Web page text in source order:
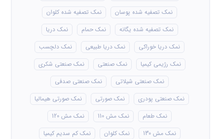
نمک تصفیه شده پوسان
نمک تصفیه شده کلوان
نمک تصفیه شده یگانه
نمک حمام
نمک دریا
نمک دریا خوراکی
نمک دریا طبیعی
نمک دلچسب
نمک رژیمی کیمیا
نمک صنعتی
نمک صنعتی شکری
نمک صنعتی شیلاتی
نمک صنعتی صدفی
نمک صنعتی پودری
نمک صورتی
نمک صورتی هیمالیا
نمک طعام
نمک مش 110
نمک مش 120
نمک مش 130
نمک کلوان
نمک کم سدیم کیمیا